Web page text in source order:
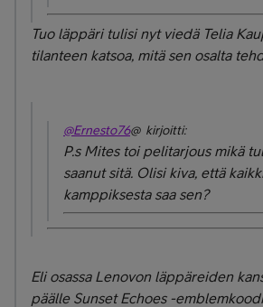
Tuo läppäri tulisi nyt viedä Telia
tilanteen katsoa, mitä sen osalta
@Ernesto76@ kirjoitti:
P.s Mites toi pelitarjous mikä
saanut sitä. Olisi kiva, että
kamppiksesta saa sen?
Eli osassa Lenovon läppäreiden
päälle Sunset Echoes -